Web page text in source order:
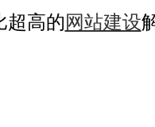
超高的 网站建设